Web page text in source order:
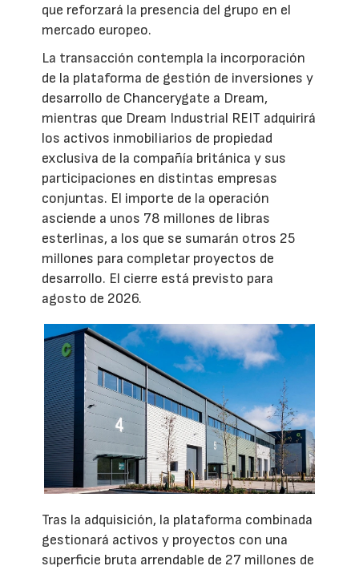
que reforzará la presencia del grupo en el
mercado europeo.
La transacción contempla la incorporación
de la plataforma de gestión de inversiones y
desarrollo de Chancerygate a Dream,
mientras que Dream Industrial REIT adquirirá
los activos inmobiliarios de propiedad
exclusiva de la compañía británica y sus
participaciones en distintas empresas
conjuntas. El importe de la operación
asciende a unos 78 millones de libras
esterlinas, a los que se sumarán otros 25
millones para completar proyectos de
desarrollo. El cierre está previsto para
agosto de 2026.
Tras la adquisición, la plataforma combinada
gestionará activos y proyectos con una
superficie bruta arrendable de 27 millones de